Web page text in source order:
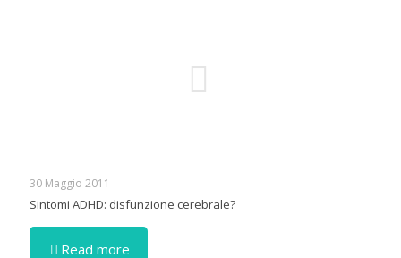
30 Maggio 2011
Sintomi ADHD: disfunzione cerebrale?
Read more